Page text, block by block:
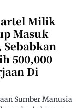
Milik
Masuk
Sebabkan
500,000
Di
Sumber Manusia